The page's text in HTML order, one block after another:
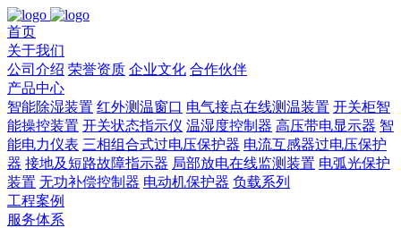
首页
关于我们
公司介绍 荣誉资质 企业文化 合作伙伴
产品中心
智能除湿装置 红外测温窗口 电气接点在线测温装置 开关柜智
能操控装置 开关状态指示仪 温湿度控制器 高压带电显示器 智
能电力仪表 三相组合式过电压保护器 电流互感器过电压保护
器 接地及短路故障指示器 局部放电在线监测装置 电弧光保护
装置 无功补偿控制器 电动机保护器 负载系列
工程案例
服务体系